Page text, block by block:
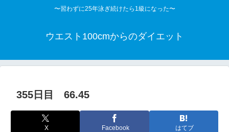
〜習わずに25年泳ぎ続けたら1級になった〜
ウエスト100cmからのダイエット
355日目 66.45
X Facebook はてブ